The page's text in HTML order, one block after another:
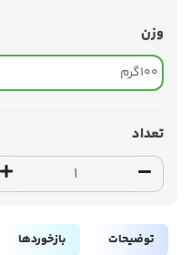
وزن
تعداد
توضیحات بازخوردها